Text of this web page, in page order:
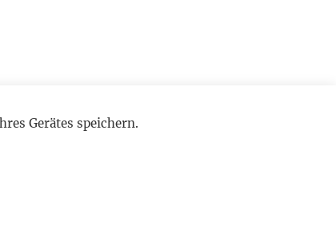
Gerätes speichern.